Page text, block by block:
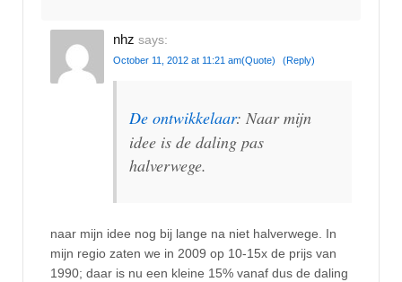
nhz says:
October 11, 2012 at 11:21 am(Quote) (Reply)
De ontwikkelaar: Naar mijn
idee is de daling pas
halverwege.
naar mijn idee nog bij lange na niet halverwege. In
mijn regio zaten we in 2009 op 10-15x de prijs van
1990; daar is nu een kleine 15% vanaf dus de daling